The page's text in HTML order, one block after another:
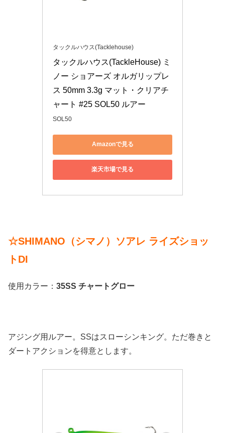
タックルハウス(Tacklehouse)
タックルハウス(TackleHouse) ミ
ノー ショアーズ オルガリップレ
ス 50mm 3.3g マット・クリアチ
ャート #25 SOL50 ルアー
SOL50
Amazonで見る
楽天市場で見る
☆SHIMANO（シマノ）ソアレ ライズショッ
トDI
使用カラー： 35SS チャートグロー
アジング用ルアー。SSはスローシンキング。ただ巻きと
ダートアクションを得意とします。